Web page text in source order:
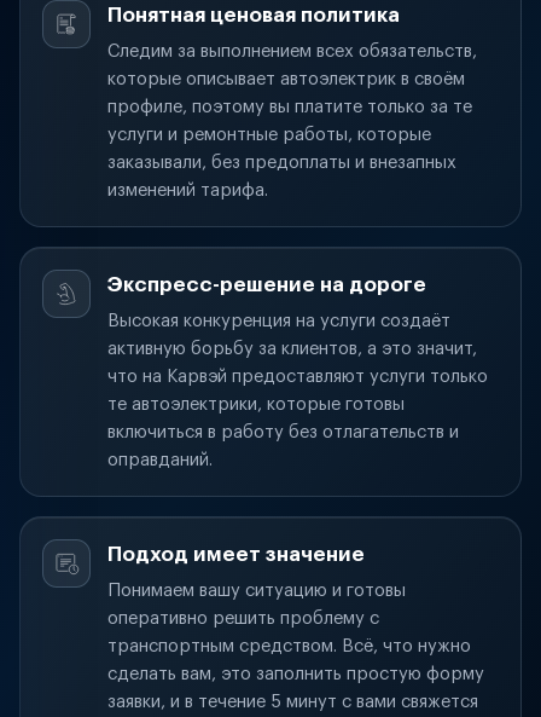
Понятная ценовая политика
Следим за выполнением всех обязательств,
которые описывает автоэлектрик в своём
профиле, поэтому вы платите только за те
услуги и ремонтные работы, которые
заказывали, без предоплаты и внезапных
изменений тарифа.
Экспресс-решение на дороге
Высокая конкуренция на услуги создаёт
активную борьбу за клиентов, а это значит,
что на Карвэй предоставляют услуги только
те автоэлектрики, которые готовы
включиться в работу без отлагательств и
оправданий.
Подход имеет значение
Понимаем вашу ситуацию и готовы
оперативно решить проблему с
транспортным средством. Всё, что нужно
сделать вам, это заполнить простую форму
заявки, и в течение 5 минут с вами свяжется